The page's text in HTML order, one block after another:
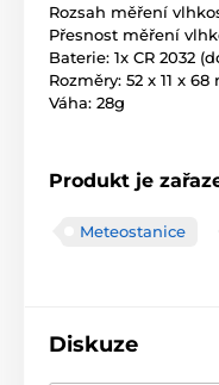
Rozsah měření
Přesnost měření
Baterie: 1x CR 2032
Rozměry: 52 x 11 x 68
Váha: 28g
Produkt je
Meteostanice
Diskuze